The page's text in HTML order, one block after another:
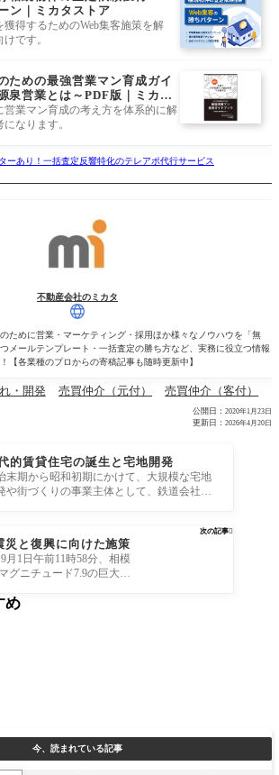
ン｜ミカタストア
得するためのWeb集客施策を解
です。
ための最強営業マン育成ガイ
泉営業とは～PDF版｜ミカタ
営業マン育成の考え方を体系的に解
なります。
ーあり！一括査定反響特化のテレアポ代行サービス
不動産会社のミカタ
ために営業・マーケティング・採用ほか様々なノウハウを「無
メールテンプレート・一括査定の勝ち方など、実務に役立つ情報
【各業種のプロからの寄稿記事も随時更新中】
・開発 売買仲介（元付） 売買仲介（客付）
公開日： 2020年1月23日
更新日： 2026年4月20日
的賃貸住宅の誕生と宅地開発
末期から昭和初期にかけて、大規模な宅地
や街づくりの事業主体として、鉄道会社、
次の記事
災と復興に向けた施策
月1日午前11時58分、相模
グニチュード7.9の巨大地
今、読まれている記事
め